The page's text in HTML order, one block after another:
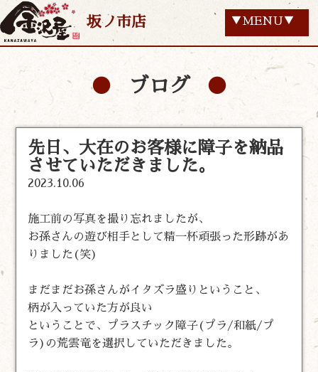
坂ノ市店 ▼MENU▼
ブログ
先日、大在のお客様に障子を納品
させていただきました。
2023.10.06
施工前の写真を撮り忘れましたが、
お孫さんの遊び相手として精一杯頑張った形跡があ
りました(笑)
まだまだお孫さんがイタズラ盛りということ、
柄が入っていた方が良い
ということで、プラスチック障子(プラ/和紙/プ
ラ)の荒雲竜を選択していただきました。